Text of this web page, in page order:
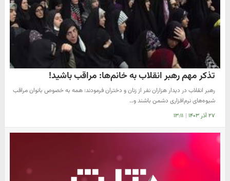
تذکر مهم رهبر انقلاب به خانم‌ها: مراقب باشید!
رهبر انقلاب در دیدار هزاران نفر از زنان و دختران فرمودند: همه به خصوص بانوان مراقب
شیوه‌های نرم‌افزاری دشمن باشند و…
۲۷ آذر ۱۴۰۳ | ۱۳:۱۱